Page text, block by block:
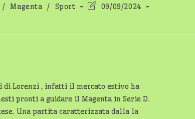
/ Magenta / Sport
Ultima09/09/2024
di Lorenzi , infatti il mercato estivo ha
pronti a guidare il Magenta in Serie D.
Una partita caratterizzata dalla la